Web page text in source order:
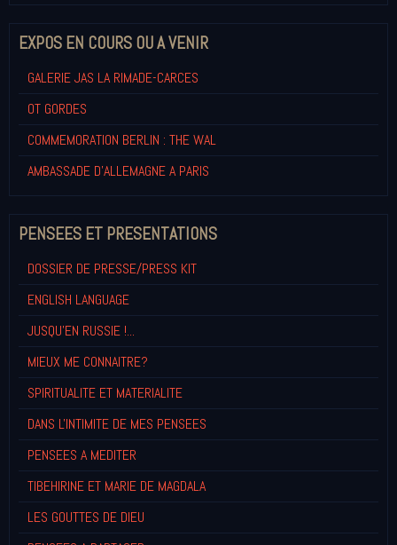
EXPOS EN COURS OU A VENIR
GALERIE JAS LA RIMADE-CARCES
OT GORDES
COMMEMORATION BERLIN : THE WAL
AMBASSADE D'ALLEMAGNE A PARIS
PENSEES ET PRESENTATIONS
DOSSIER DE PRESSE/PRESS KIT
ENGLISH LANGUAGE
JUSQU'EN RUSSIE !...
MIEUX ME CONNAITRE?
SPIRITUALITE ET MATERIALITE
DANS L'INTIMITE DE MES PENSEES
PENSEES A MEDITER
TIBEHIRINE ET MARIE DE MAGDALA
LES GOUTTES DE DIEU